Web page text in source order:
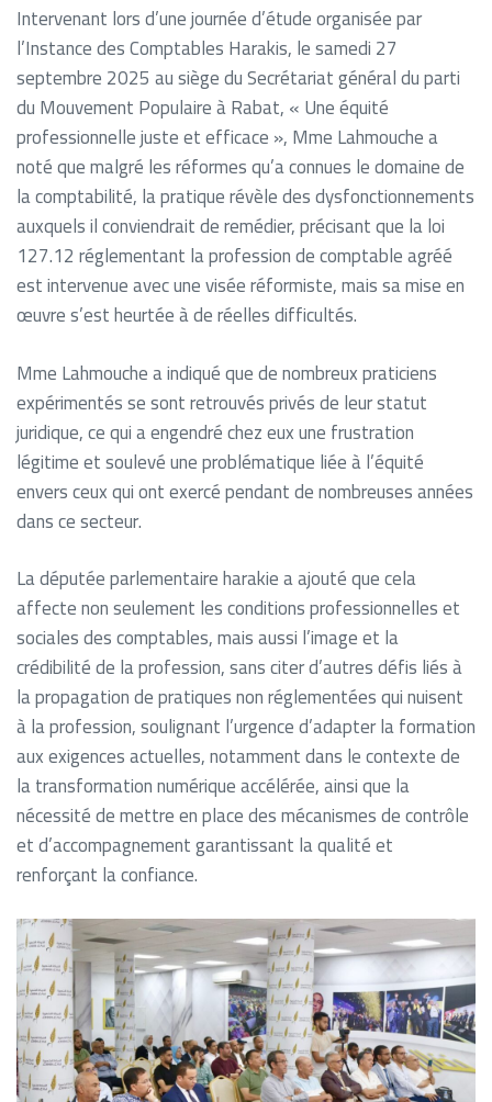
Intervenant lors d’une journée d’étude organisée par
l’Instance des Comptables Harakis, le samedi 27
septembre 2025 au siège du Secrétariat général du parti
du Mouvement Populaire à Rabat, « Une équité
professionnelle juste et efficace », Mme Lahmouche a
noté que malgré les réformes qu’a connues le domaine de
la comptabilité, la pratique révèle des dysfonctionnements
auxquels il conviendrait de remédier, précisant que la loi
127.12 réglementant la profession de comptable agréé
est intervenue avec une visée réformiste, mais sa mise en
œuvre s’est heurtée à de réelles difficultés.
Mme Lahmouche a indiqué que de nombreux praticiens
expérimentés se sont retrouvés privés de leur statut
juridique, ce qui a engendré chez eux une frustration
légitime et soulevé une problématique liée à l’équité
envers ceux qui ont exercé pendant de nombreuses années
dans ce secteur.
La députée parlementaire harakie a ajouté que cela
affecte non seulement les conditions professionnelles et
sociales des comptables, mais aussi l’image et la
crédibilité de la profession, sans citer d’autres défis liés à
la propagation de pratiques non réglementées qui nuisent
à la profession, soulignant l’urgence d’adapter la formation
aux exigences actuelles, notamment dans le contexte de
la transformation numérique accélérée, ainsi que la
nécessité de mettre en place des mécanismes de contrôle
et d’accompagnement garantissant la qualité et
renforçant la confiance.